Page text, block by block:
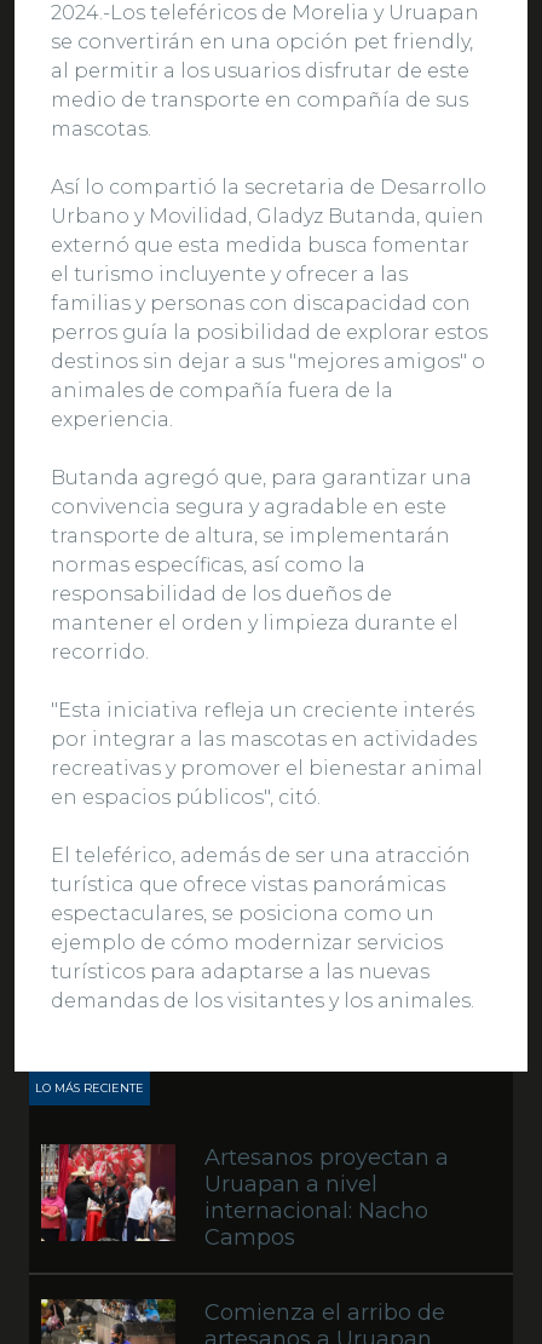
2024.-Los teleféricos de Morelia y Uruapan
se convertirán en una opción pet friendly,
al permitir a los usuarios disfrutar de este
medio de transporte en compañía de sus
mascotas.
Así lo compartió la secretaria de Desarrollo
Urbano y Movilidad, Gladyz Butanda, quien
externó que esta medida busca fomentar
el turismo incluyente y ofrecer a las
familias y personas con discapacidad con
perros guía la posibilidad de explorar estos
destinos sin dejar a sus "mejores amigos" o
animales de compañía fuera de la
experiencia.
Butanda agregó que, para garantizar una
convivencia segura y agradable en este
transporte de altura, se implementarán
normas específicas, así como la
responsabilidad de los dueños de
mantener el orden y limpieza durante el
recorrido.
"Esta iniciativa refleja un creciente interés
por integrar a las mascotas en actividades
recreativas y promover el bienestar animal
en espacios públicos", citó.
El teleférico, además de ser una atracción
turística que ofrece vistas panorámicas
espectaculares, se posiciona como un
ejemplo de cómo modernizar servicios
turísticos para adaptarse a las nuevas
demandas de los visitantes y los animales.
Artesanos proyectan a
Uruapan a nivel
internacional: Nacho
Campos
Comienza el arribo de
LO MÁS RECIENTE